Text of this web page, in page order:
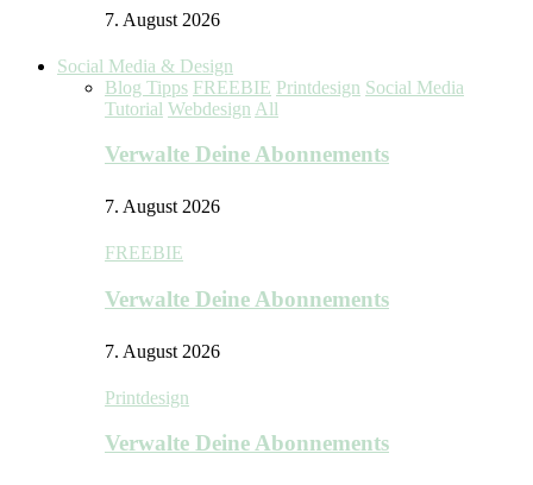
7. August 2026
Social Media & Design
Blog Tipps FREEBIE Printdesign Social Media
Tutorial Webdesign All
Verwalte Deine Abonnements
7. August 2026
FREEBIE
Verwalte Deine Abonnements
7. August 2026
Printdesign
Verwalte Deine Abonnements